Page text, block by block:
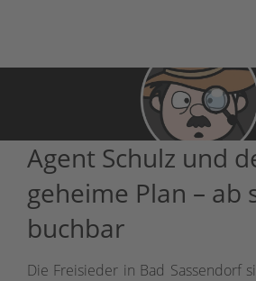
Agent Schulz und
geheime Plan – ab
buchbar
Die Freisieder in Bad Sassendorf